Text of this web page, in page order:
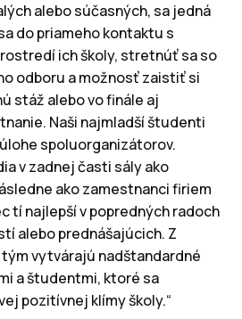
alebo súčasných, sa jedná
do priameho kontaktu s
ich školy, stretnúť sa so
odboru a možnosť zaistiť si
stáž alebo vo finále aj
Naši najmladší študenti
spoluorganizátorov.
v zadnej časti sály ako
ako zamestnanci firiem
tí najlepší v popredných radoch
alebo prednášajúcich. Z
vytvárajú nadštandardné
a študentmi, ktoré sa
pozitívnej klímy školy.“